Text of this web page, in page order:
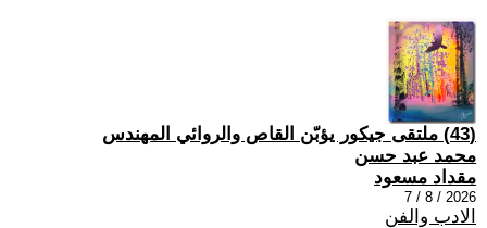
(43) ملتقى جيكور يؤبّن القاص والروائي المهندس
محمد عبد حسن
مقداد مسعود
2026 / 8 / 7
الادب والفن